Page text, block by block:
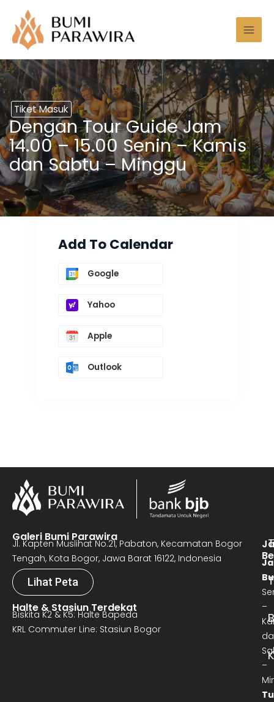
konten
Tiket Masuk
Dengan Tour Guide Jam
14.00 – 15.00 Senin – Kamis
dan Sabtu – Minggu
Add To Calendar
Google
Yahoo
Apple
Outlook
Galeri Bumi Parawira
Jl. Kapten Muslihat No.21, Pabaton, Kecamatan Bogor
Tengah, Kota Bogor, Jawa Barat 16122, Indonesia
Lihat Peta
Halte & Stasiun Terdekat
Biskita K2 & K5: Halte Bapeda
KRL Commuter Line: Stasiun Bogor
–
–